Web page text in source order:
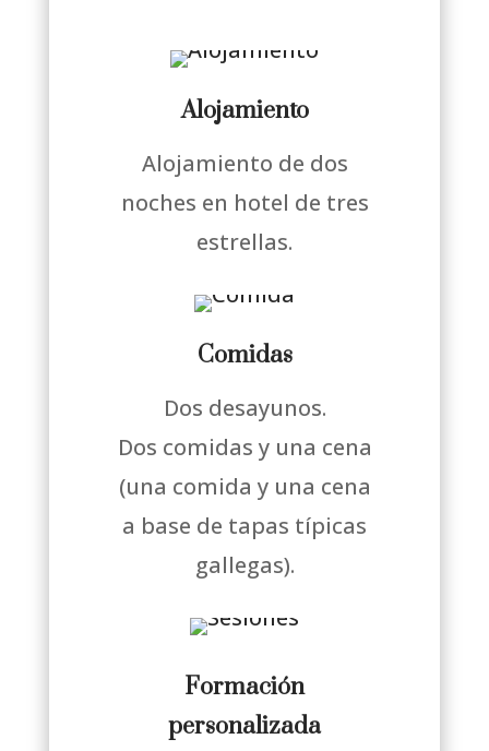
Alojamiento
Alojamiento de dos
noches en hotel de tres
estrellas.
Comidas
Dos desayunos.
Dos comidas y una cena
(una comida y una cena
a base de tapas típicas
gallegas).
Formación
personalizada